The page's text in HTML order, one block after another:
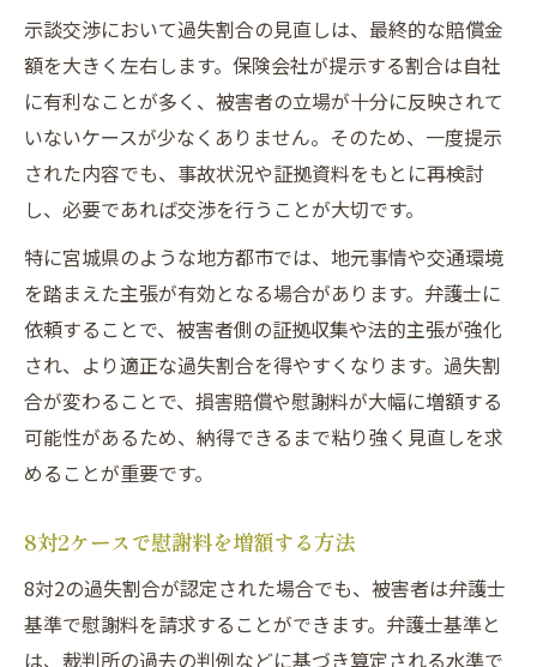
示談交渉において過失割合の見直しは、最終的な賠償金
額を大きく左右します。保険会社が提示する割合は自社
に有利なことが多く、被害者の立場が十分に反映されて
いないケースが少なくありません。そのため、一度提示
された内容でも、事故状況や証拠資料をもとに再検討
し、必要であれば交渉を行うことが大切です。
特に宮城県のような地方都市では、地元事情や交通環境
を踏まえた主張が有効となる場合があります。弁護士に
依頼することで、被害者側の証拠収集や法的主張が強化
され、より適正な過失割合を得やすくなります。過失割
合が変わることで、損害賠償や慰謝料が大幅に増額する
可能性があるため、納得できるまで粘り強く見直しを求
めることが重要です。
8対2ケースで慰謝料を増額する方法
8対2の過失割合が認定された場合でも、被害者は弁護士
基準で慰謝料を請求することができます。弁護士基準と
は、裁判所の過去の判例などに基づき算定される水準で